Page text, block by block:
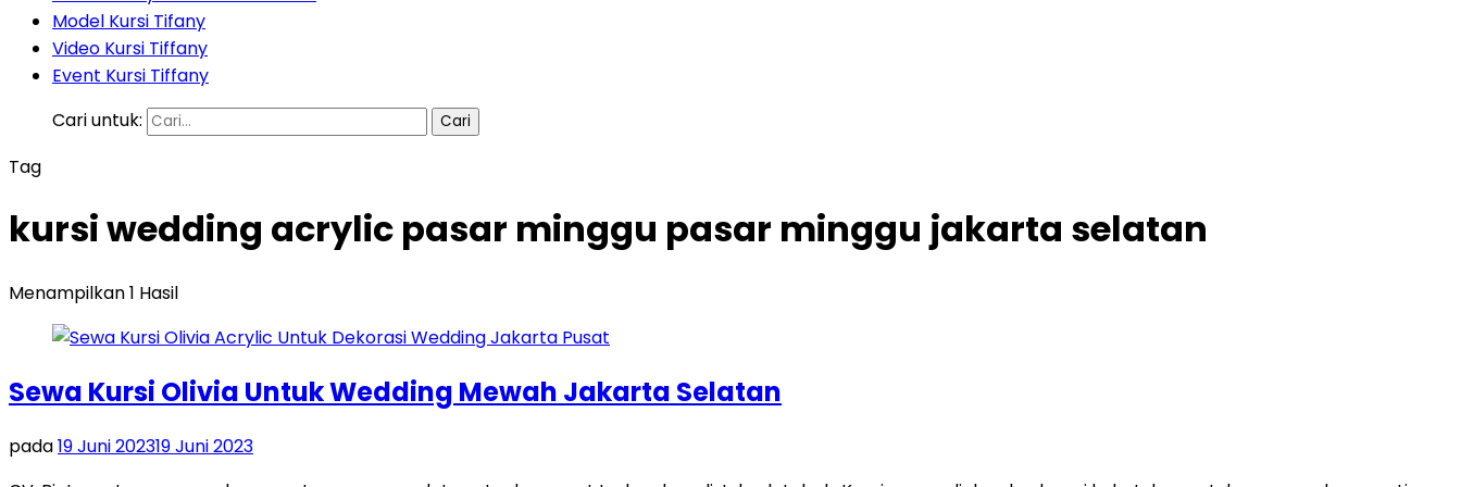
Model Kursi Tifany
Video Kursi Tiffany
Event Kursi Tiffany
Cari untuk:
Tag
kursi wedding acrylic pasar minggu pasar minggu jakarta selatan
Menampilkan 1 Hasil
Sewa Kursi Olivia Untuk Wedding Mewah Jakarta Selatan
pada19 Juni 202319 Juni 2023